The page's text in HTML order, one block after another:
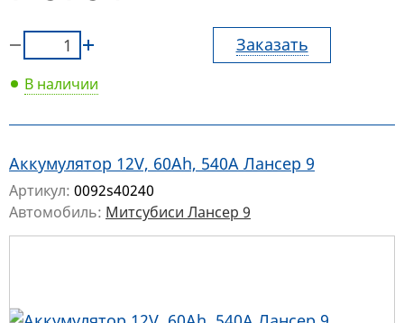
Заказать
В наличии
Аккумулятор 12V, 60Ah, 540A Лансер 9
Артикул: 0092s40240
Автомобиль: Митсубиси Лансер 9